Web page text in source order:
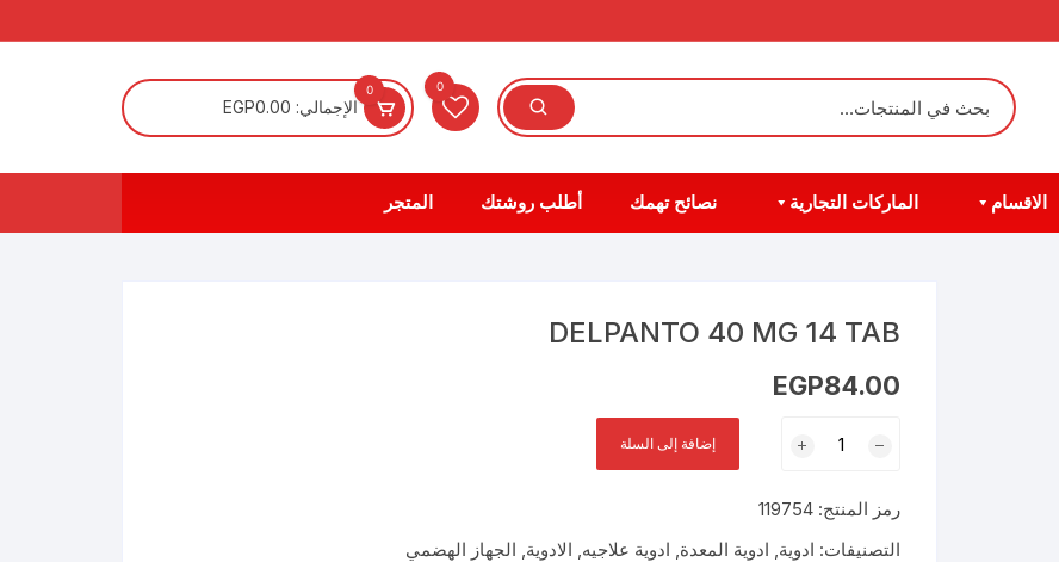
0
0
الإجمالي: EGP0.00
الاقسام الماركات التجارية نصائح تهمك أطلب روشتك المتجر
DELPANTO 40 MG 14 TAB
EGP84.00
DELPANTO
MG
14
إضافة إلى السلة
رمز المنتج: 119754
التصنيفات: ادوية, ادوية المعدة, ادوية علاجيه, الادوية, الجهاز الهضمي